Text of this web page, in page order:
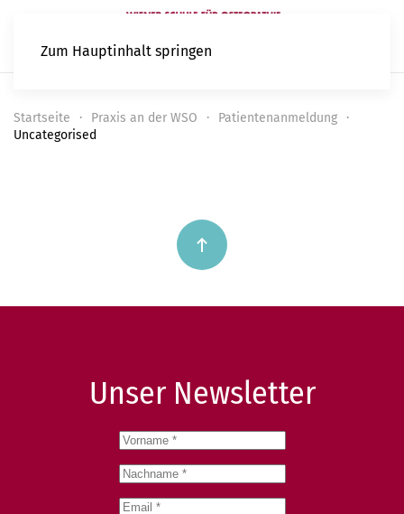
Zum Hauptinhalt springen
Startseite Praxis an der WSO
Patientenanmeldung
Uncategorised
Unser Newsletter